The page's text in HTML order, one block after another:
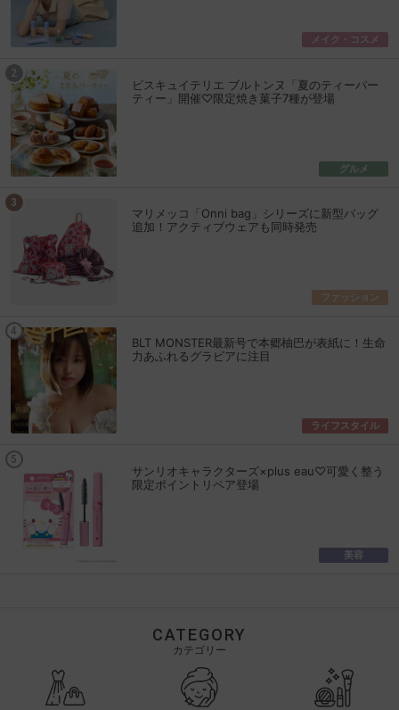
メイク・コスメ
ビスキュイテリエ ブルトンヌ「夏のティーパー
ティー」開催♡限定焼き菓子7種が登場
グルメ
マリメッコ「Onni bag」シリーズに新型バッグ
追加！アクティブウェアも同時発売
ファッション
BLT MONSTER最新号で本郷柚巴が表紙に！生命
力あふれるグラビアに注目
ライフスタイル
サンリオキャラクターズ×plus eau♡可愛く整う
限定ポイントリペア登場
美容
CATEGORY
カテゴリー